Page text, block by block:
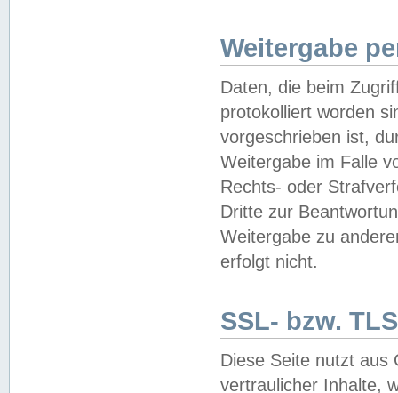
Weitergabe
Daten, die beim
protokolliert worden
vorgeschrieben ist,
Weitergabe im Falle
Rechts- oder
Dritte zur
Weitergabe zu
erfolgt nicht.
SSL- bzw.
Diese Seite nutzt aus
vertraulicher Inhalte,